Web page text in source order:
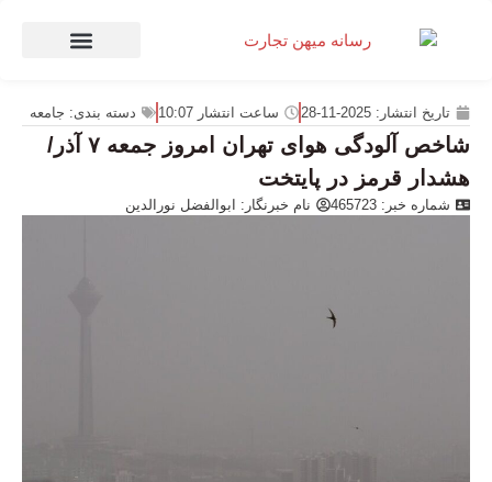
تاریخ انتشار: 2025-11-28 ساعت انتشار 10:07 دسته بندی: جامعه
شاخص آلودگی هوای تهران امروز جمعه ۷ آذر/
هشدار قرمز در پایتخت
شماره خبر: 465723 نام خبرنگار: ابوالفضل نورالدین